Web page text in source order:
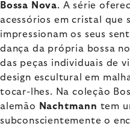
Bossa Nova. A série
acessórios em cristal que
impressionam os seus
dança da própria bossa
das peças individuais de
design escultural em
tocar-lhes. Na coleção
alemão
Nachtmann tem
subconscientemente o